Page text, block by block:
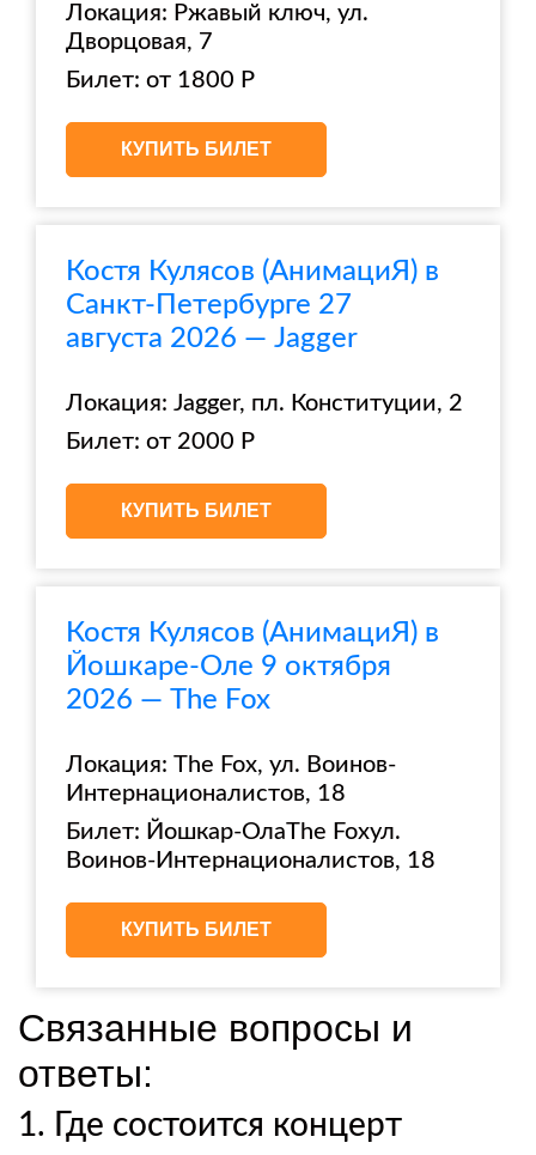
Локация: Ржавый ключ, ул.
Дворцовая, 7
Билет: от 1800 Р
КУПИТЬ БИЛЕТ
Костя Кулясов (АнимациЯ) в
Санкт-Петербурге 27
августа 2026 — Jagger
Локация: Jagger, пл. Конституции, 2
Билет: от 2000 Р
КУПИТЬ БИЛЕТ
Костя Кулясов (АнимациЯ) в
Йошкаре-Оле 9 октября
2026 — The Fox
Локация: The Fox, ул. Воинов-
Интернационалистов, 18
Билет: Йошкар-ОлаThe Foxул.
Воинов-Интернационалистов, 18
КУПИТЬ БИЛЕТ
Связанные вопросы и
ответы:
1. Где состоится концерт